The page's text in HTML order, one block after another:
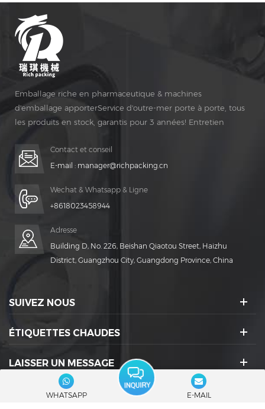
Emballage riche en pharmaceutique & machines
d'emballage apporterService d'outre-mer porte à porte, tous
les produits en stock, garantis pour 3 années! Entretien
Contact et conseil
E-mail : manager@richpacking.cn
Wechat & Whatsapp & Ligne
+8618023458944
Adresse
Building D, No. 226, Beishan Qiaotou Street, Haizhu
District, Guangzhou City, Guangdong Province, China
SUIVEZ NOUS
ÉTIQUETTES CHAUDES
LAISSER UN MESSAGE
ICÔNES SOCIALES :
WHATSAPP E-MAIL